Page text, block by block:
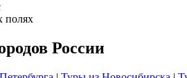
полях
России